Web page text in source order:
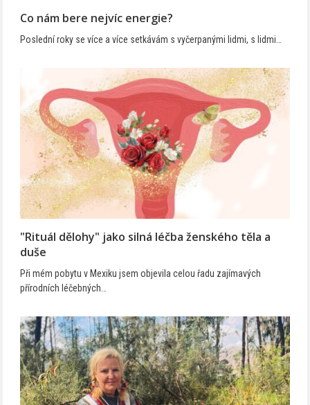
Co nám bere nejvíc energie?
Poslední roky se více a více setkávám s vyčerpanými lidmi, s lidmi…
"Rituál dělohy" jako silná léčba ženského těla a
duše
Při mém pobytu v Mexiku jsem objevila celou řadu zajímavých
přírodních léčebných…